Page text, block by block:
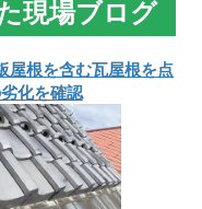
現場ブログ
屋根を含む瓦屋根を点
化を確認